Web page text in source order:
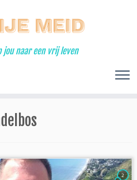
jou naar een vrij leven
2